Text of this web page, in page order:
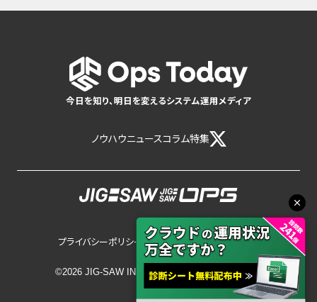
今日を知り、明日を変えるシステム運用メディア
ノウハウニュースコラム特集
プライバシーポリシー サイトポリシー
©2026 JIG-SAW INC.